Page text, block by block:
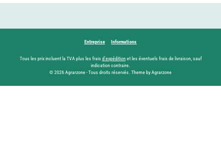
Entreprise Informations
Tous les prix incluent la TVA plus les frais d'expéditionet les éventuels frais de livraison, sauf
indication contraire.
© 2026 Agrarzone - Tous droits réservés. Theme by Agrarzone